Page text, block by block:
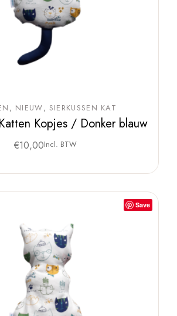
NIEUW SIERKUSSEN KAT
Kopjes / Donker blauw
€10,00Incl. BTW
Save